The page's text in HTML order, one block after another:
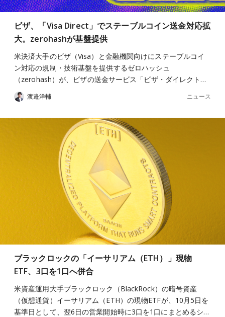
ビザ、「Visa Direct」でステーブルコイン送金対応拡
大。zerohashが基盤提供
米決済大手のビザ（Visa）と金融機関向けにステーブルコイ
ン対応の規制・技術基盤を提供するゼロハッシュ
（zerohash）が、ビザの送金サービス「ビザ・ダイレクト…
渡邉洋輔 ニュース
ブラックロックの「イーサリアム（ETH）」現物
ETF、3口を1口へ併合
米資産運用大手ブラックロック（BlackRock）の暗号資産
（仮想通貨）イーサリアム（ETH）の現物ETFが、10月5日を
基準日として、翌6日の営業開始時に3口を1口にまとめるシ…